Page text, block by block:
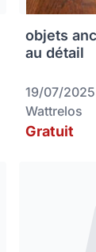
objets
au détail
19/07/2025
Wattrelos
Gratuit